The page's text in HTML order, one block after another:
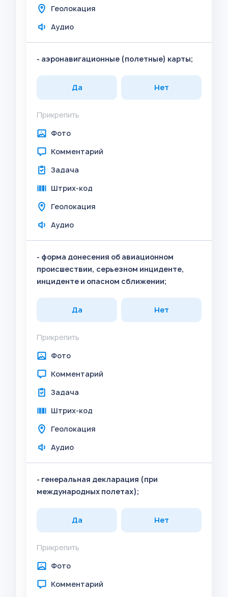
Геолокация
Аудио
- аэронавигационные (полетные) карты;
Да Нет
Прикрепить
Фото
Комментарий
Задача
Штрих-код
Геолокация
Аудио
- форма донесения об авиационном
происшествии, серьезном инциденте,
инциденте и опасном сближении;
Да Нет
Прикрепить
Фото
Комментарий
Задача
Штрих-код
Геолокация
Аудио
- генеральная декларация (при
международных полетах);
Да Нет
Прикрепить
Фото
Комментарий